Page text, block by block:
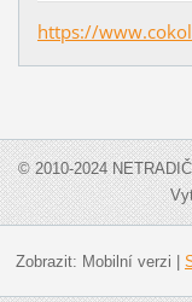
https://
© 2010-2024
Zobrazit: Mobilní verzi